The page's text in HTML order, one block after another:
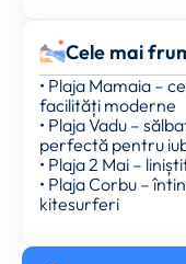
Cele mai
• Plaja Mamaia –
facilități moderne
• Plaja Vadu –
perfectă pentru
• Plaja 2 Mai –
• Plaja Corbu –
kitesurferi